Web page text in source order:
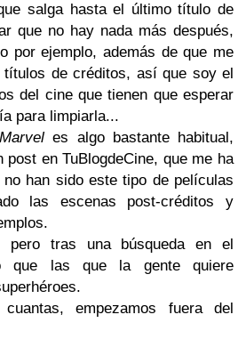
salga hasta el último título de
que no hay nada más después,
por ejemplo, además de que me
títulos de créditos, así que soy el
del cine que tienen que esperar
para limpiarla...
Marveles algo bastante habitual,
post en TuBlogdeCine, que me ha
han sido este tipo de películas
las escenas post-créditos y
pero tras una búsqueda en el
que las que la gente quiere
empezamos fuera del